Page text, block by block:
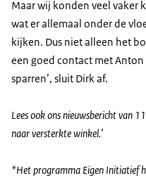
Maar wij konden veel vaker
wat er allemaal onder de
kijken. Dus niet alleen het
een goed contact met
sparren’, sluit Dirk af.
Lees ook ons nieuwsbericht van
naar versterkte winkel.’
*Het programma Eigen Initiatief